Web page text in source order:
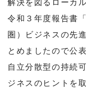
令和３年度報告書
圏）ビジネスの先
とめましたので公
自立分散型の持続
ジネスのヒントを